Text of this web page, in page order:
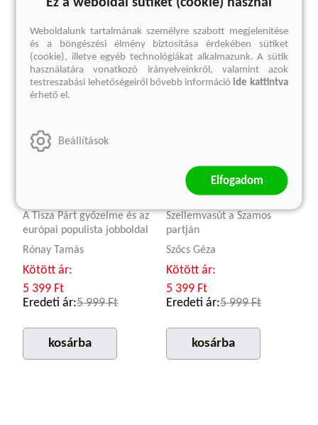
A Tisza Párt győzelme és az
európai populista jobboldal
Rónay Tamás
Kötött ár:
5 399 Ft
Eredeti ár:5 999 Ft
kosárba
Sétatér
Szellemvasút a Szamos
partján
Szőcs Géza
Kötött ár:
5 399 Ft
Eredeti ár:5 999 Ft
kosárba
Weboldalunk tartalmának személyre szabott megjelenítése
és a böngészési élmény biztosítása érdekében sütiket
(cookie), illetve egyéb technológiákat alkalmazunk. A sütik
használatára vonatkozó irányelveinkről, valamint azok
testreszabási lehetőségeiről bővebb információide kattintva
érhető el.
Beállítások
Elfogadom